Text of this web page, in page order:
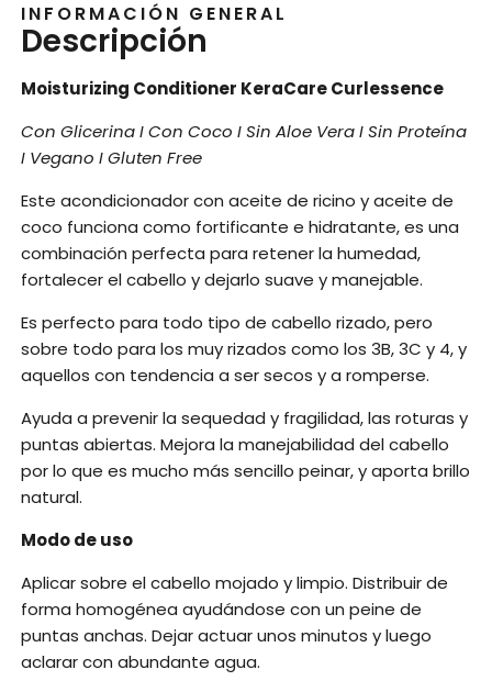
INFORMACIÓN GENERAL
Descripción
Moisturizing Conditioner KeraCare Curlessence
Con Glicerina I Con Coco I Sin Aloe Vera I Sin Proteína
I Vegano I Gluten Free
Este acondicionador con aceite de ricino y aceite de
coco funciona como fortificante e hidratante, es una
combinación perfecta para retener la humedad,
fortalecer el cabello y dejarlo suave y manejable.
Es perfecto para todo tipo de cabello rizado, pero
sobre todo para los muy rizados como los 3B, 3C y 4, y
aquellos con tendencia a ser secos y a romperse.
Ayuda a prevenir la sequedad y fragilidad, las roturas y
puntas abiertas. Mejora la manejabilidad del cabello
por lo que es mucho más sencillo peinar, y aporta brillo
natural.
Modo de uso
Aplicar sobre el cabello mojado y limpio. Distribuir de
forma homogénea ayudándose con un peine de
puntas anchas. Dejar actuar unos minutos y luego
aclarar con abundante agua.